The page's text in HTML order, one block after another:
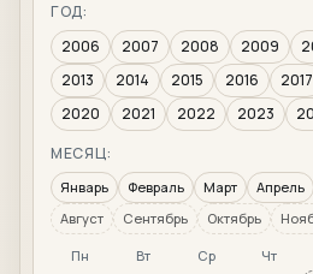
ГОД:
2006
2007 2008 2009
2013
2014 2015 2016 2017
2020
2021 2022 2023
МЕСЯЦ:
Январь Февраль Март Апрель
Август
Сентябрь Октябрь
Пн Вт Ср Чт